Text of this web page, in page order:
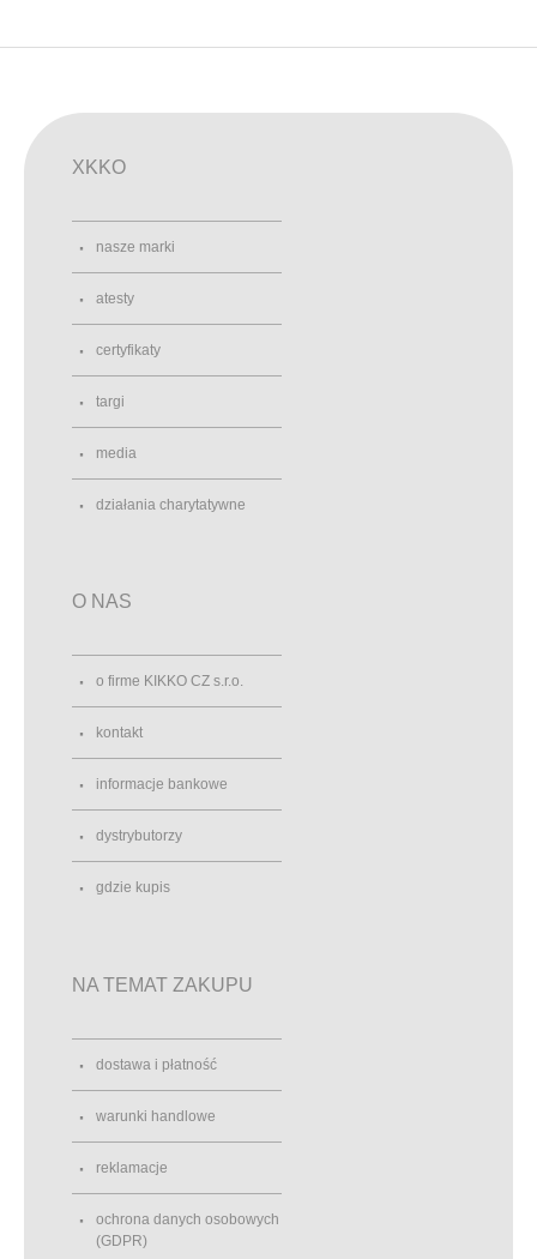
XKKO
nasze marki
atesty
certyfikaty
targi
media
działania charytatywne
O NAS
o firme KIKKO CZ s.r.o.
kontakt
informacje bankowe
dystrybutorzy
gdzie kupis
NA TEMAT ZAKUPU
dostawa i płatność
warunki handlowe
reklamacje
ochrona danych osobowych
(GDPR)